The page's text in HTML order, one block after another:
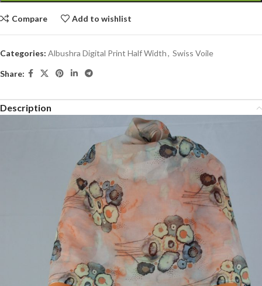
Compare Add to wishlist
Categories: Albushra Digital Print Half Width, Swiss Voile
Share:
Description